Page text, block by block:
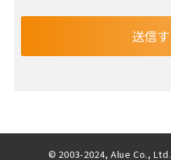
© 2003-2024, Alue Co.,